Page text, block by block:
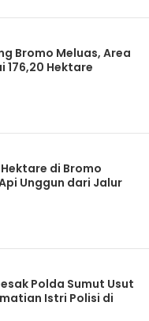
Bromo Meluas, Area
176,20 Hektare
di Bromo
Unggun dari Jalur
Polda Sumut Usut
Istri Polisi di